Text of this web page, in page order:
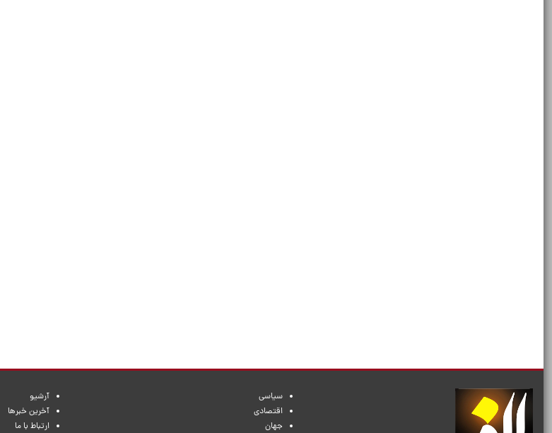
سیاسی
اقتصادی
جهان
آرشیو
آخرین خبرها
ارتباط با ما